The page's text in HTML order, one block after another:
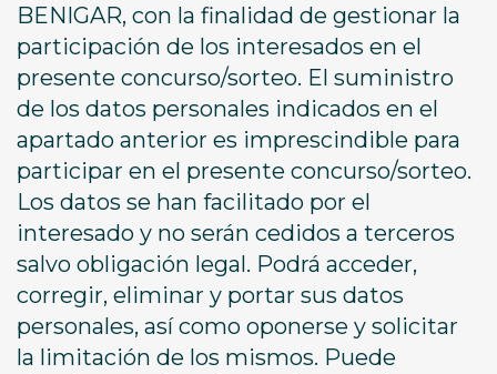
BENIGAR, con la finalidad de gestionar la
participación de los interesados en el
presente concurso/sorteo. El suministro
de los datos personales indicados en el
apartado anterior es imprescindible para
participar en el presente concurso/sorteo.
Los datos se han facilitado por el
interesado y no serán cedidos a terceros
salvo obligación legal. Podrá acceder,
corregir, eliminar y portar sus datos
personales, así como oponerse y solicitar
la limitación de los mismos. Puede